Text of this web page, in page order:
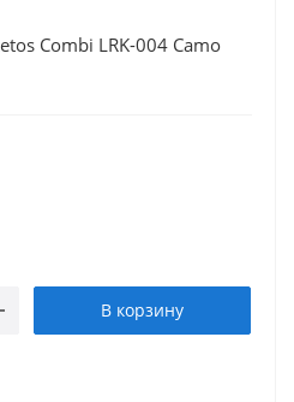
Combi LRK-004 Camo
В корзину